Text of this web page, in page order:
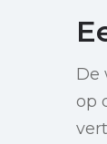
De
op